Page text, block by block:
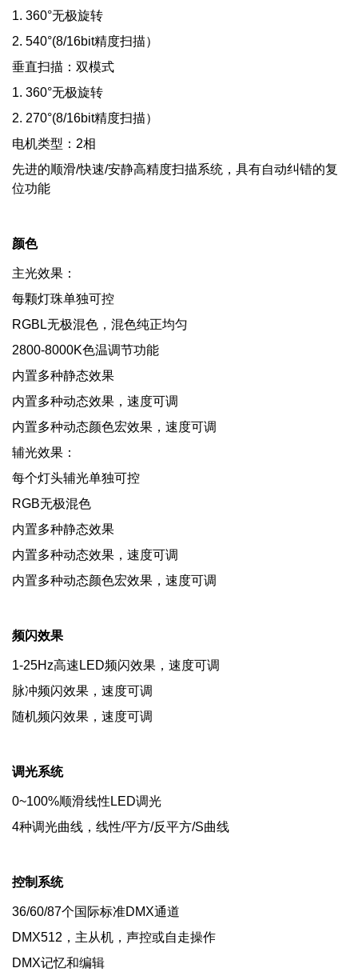
1. 360°无极旋转
2. 540°(8/16bit精度扫描）
垂直扫描：双模式
1. 360°无极旋转
2. 270°(8/16bit精度扫描）
电机类型：2相
先进的顺滑/快速/安静高精度扫描系统，具有自动纠错的复
位功能
颜色
主光效果：
每颗灯珠单独可控
RGBL无极混色，混色纯正均匀
2800-8000K色温调节功能
内置多种静态效果
内置多种动态效果，速度可调
内置多种动态颜色宏效果，速度可调
辅光效果：
每个灯头辅光单独可控
RGB无极混色
内置多种静态效果
内置多种动态效果，速度可调
内置多种动态颜色宏效果，速度可调
频闪效果
1-25Hz高速LED频闪效果，速度可调
脉冲频闪效果，速度可调
随机频闪效果，速度可调
调光系统
0~100%顺滑线性LED调光
4种调光曲线，线性/平方/反平方/S曲线
控制系统
36/60/87个国际标准DMX通道
DMX512，主从机，声控或自走操作
DMX记忆和编辑